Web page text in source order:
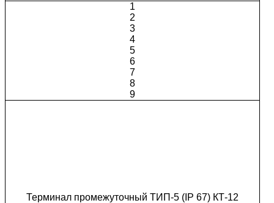
1
2
3
4
5
6
7
8
9
Терминал промежуточный ТИП-5 (IP 67) КТ-12